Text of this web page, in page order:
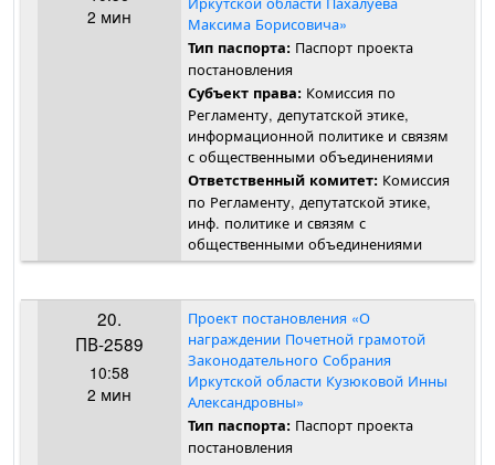
2 мин
Максима Борисовича»
Тип паспорта: Паспорт проекта
постановления
Субъект права: Комиссия по
Регламенту, депутатской этике,
информационной политике и связям
с общественными объединениями
Ответственный комитет: Комиссия
по Регламенту, депутатской этике,
инф. политике и связям с
общественными объединениями
20.
ПВ-2589
10:58
2 мин
Проект постановления «О
награждении Почетной грамотой
Законодательного Собрания
Иркутской области Кузюковой Инны
Александровны»
Тип паспорта: Паспорт проекта
постановления